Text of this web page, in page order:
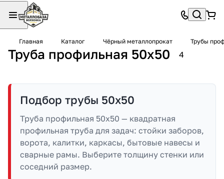
Главная Каталог Чёрный металлопрокат Трубы
Труба профильная 50х50 4
Подбор трубы 50х50
Труба профильная 50х50 — квадратная
профильная труба для задач: стойки заборов,
ворота, калитки, каркасы, бытовые навесы и
сварные рамы. Выберите толщину стенки или
соседний размер.